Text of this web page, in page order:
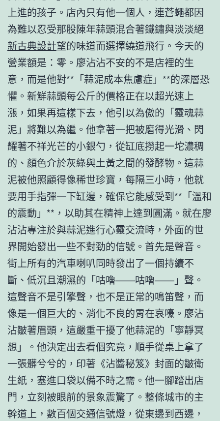
上進的孩子。店內只有他一個人，連蒼蠅都因
為難以忍受那股陳年蒜頭混合著鐵鏽與淡淡絕
新古典設計望的味道而選擇繞道飛行。今天的
營業額是：零。廖沾沾不安的不是店裡的生
意，而是他對**「蒜泥成本焦慮症」**的深層恐
懼。新鮮蒜頭每公斤的價格正在以超光速上
漲，如果再這樣下去，他引以為傲的「靈魂蒜
泥」將難以為繼。他拿著一把被磨得光滑、閃
耀著不祥光芒的小銀勺，從缸底撈起一坨濃稠
的、顏色介於灰綠與土黃之間的發酵物。這蒜
泥被他照顧得像稀世珍寶，每隔三小時，他就
要用手指彈一下缸邊，確保它能感受到**「溫和
的震動」**，以助其在精神上達到圓滿。就在廖
沾沾專注於與蒜泥進行心靈交流時，外面的世
界開始發出一些不對勁的信號。首先是聲音。
街上所有的汽車喇叭同時發出了一個持續不
斷、低沉且潮濕的「咕嚕——咕嚕——」聲。
這聲音不是引擎聲，也不是正常的鳴笛聲，而
像是一個巨大的、消化不良的胃在哀嚎。廖沾
沾皺著眉頭，這嚴重干擾了他蒜泥的「寧靜冥
想」。他決定出去看個究竟，順手從桌上拿了
一張髒兮兮的，印著《沾醬秘笈》封面的皺衛
生紙，塞進口袋以備不時之需。他一腳踏出店
門，立刻被眼前的景象震驚了。整條城市的主
幹道上，數百個交通信號燈，從東邊到西邊，